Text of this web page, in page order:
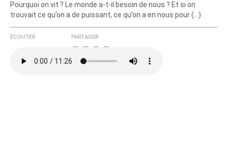
Pourquoi on vit ? Le monde a-t-il besoin de nous ? Et si on
trouvait ce qu’on a de puissant, ce qu’on a en nous pour (…)
ÉCOUTER PARTAGER